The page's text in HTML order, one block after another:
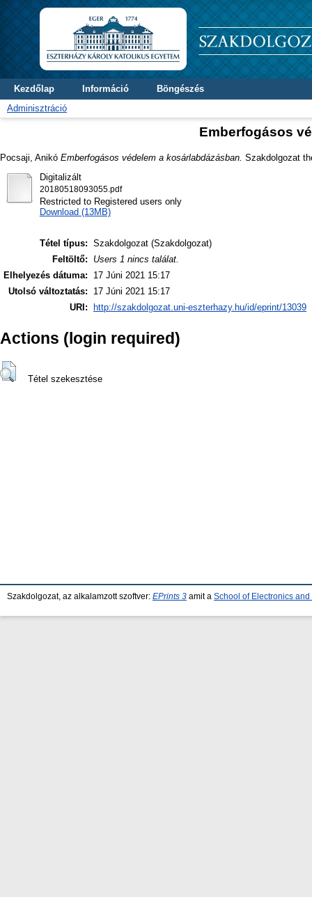
Kezdőlap Információ
Böngészés
Adminisztráció
Emberfogásos
Pocsaji, Anikó Emberfogásos védelem a kosárlabdázásban. Szakdolgozat
Digitalizált
20180518093055.pdf
Restricted to Registered users only
Download (13MB)
Tétel típus: Szakdolgozat (Szakdolgozat)
Feltöltő:
Users 1 nincs találat.
Elhelyezés dátuma:
17 Júni 2021 15:17
Utolsó változtatás:
17 Júni 2021 15:17
URI:
http://szakdolgozat.uni-eszterhazy.hu/id/eprint/13039
Actions (login required)
Tétel szekesztése
Szakdolgozat, az alkalamzott szoftver: EPrints 3 amit a School of Electronics